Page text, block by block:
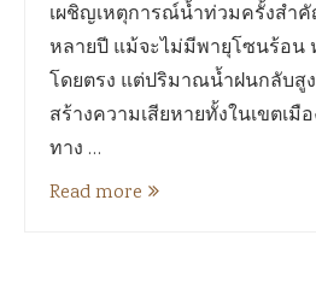
เผชิญเหตุการณ์น้ำท่วมครั้งสำ
หลายปี แม้จะไม่มีพายุโซนร้อน
โดยตรง แต่ปริมาณน้ำฝนกลับสู
สร้างความเสียหายทั้งในเขตเมื
ทาง …
Read more